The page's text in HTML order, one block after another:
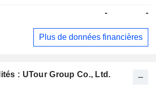
: UTour Group Co., Ltd.
- -
Plus de données financières